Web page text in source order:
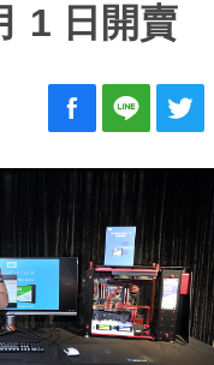
1 日開賣